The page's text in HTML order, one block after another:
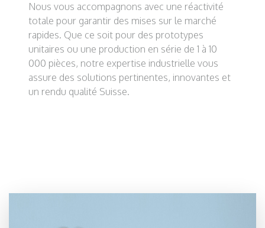
Nous vous accompagnons avec une réactivité
totale pour garantir des mises sur le marché
rapides. Que ce soit pour des prototypes
unitaires ou une production en série de 1 à 10
000 pièces, notre expertise industrielle vous
assure des solutions pertinentes, innovantes et
un rendu qualité Suisse.